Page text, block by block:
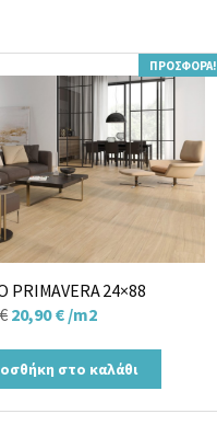
ΠΡΟΣΦΟΡΆ!
PRIMAVERA 24×88
€ Original
was:
23,90 €.
20,90€Η
τιμή
είναι:
20,90 €.
/m2
στο καλάθι